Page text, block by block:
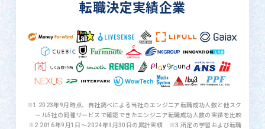
転職決定実績企業
※1 2023年9月時点、自社調べによる当社のエンジニア転職成功人数と他スク
ール5社の同種サービスで確認できたエンジニア転職成功人数の実績を比較
※2 2016年9月1日〜2024年9月30日の累計実績 ※3 所定の学習および転職